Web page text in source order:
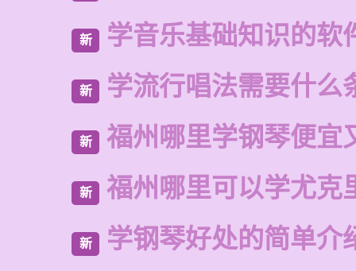
新 学音乐基础知识的软
新 学流行唱法需要什么
新 福州哪里学钢琴便宜
新 福州哪里可以学尤克
新 学钢琴好处的简单介